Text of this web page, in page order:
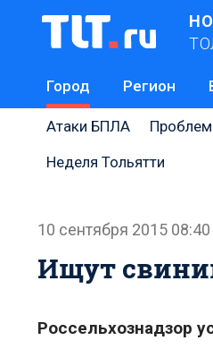
Город Регион
Атаки БПЛА
Неделя Тольятти
10 сентября 2015 08:40
Ищут
Россельхознадзор